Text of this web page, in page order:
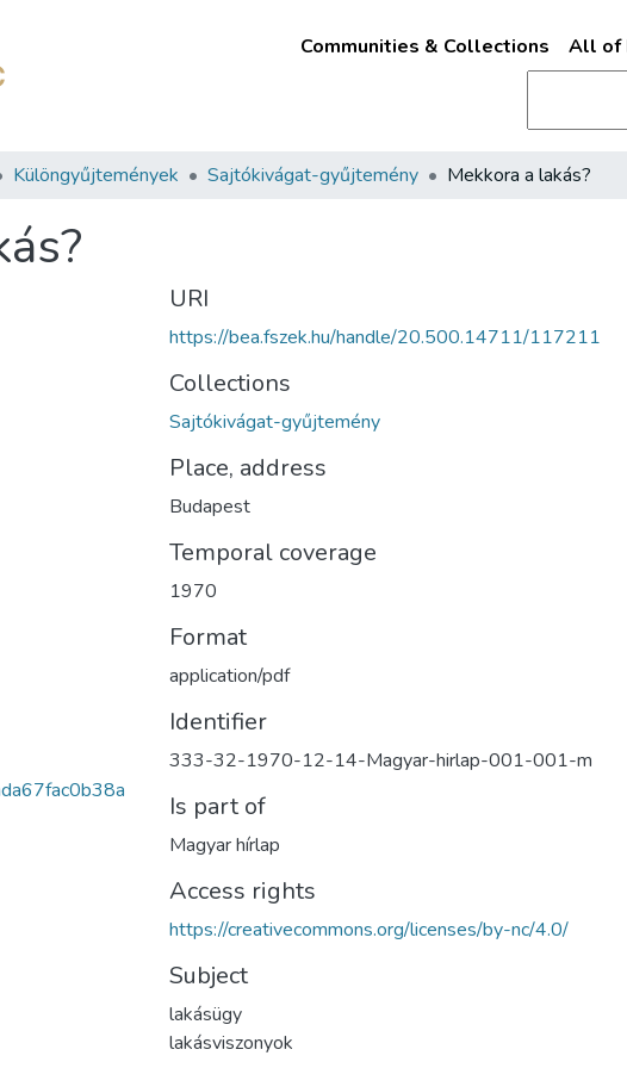
Communities & Collections All of
Különgyűjtemények Sajtókivágat-gyűjtemény Mekkora a lakás?
URI
https://bea.fszek.hu/handle/20.500.14711/117211
Collections
Sajtókivágat-gyűjtemény
Place, address
Budapest
Temporal coverage
1970
Format
application/pdf
Identifier
333-32-1970-12-14-Magyar-hirlap-001-001-m
Is part of
Magyar hírlap
Access rights
https://creativecommons.org/licenses/by-nc/4.0/
Subject
lakásügy
lakásviszonyok